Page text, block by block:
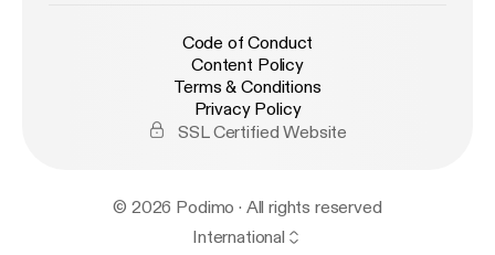
Code of Conduct
Content Policy
Terms & Conditions
Privacy Policy
SSL Certified Website
© 2026 Podimo · All rights reserved
International